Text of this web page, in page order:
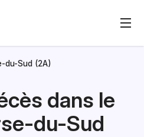
du-Sud (2A)
dans le
du-Sud